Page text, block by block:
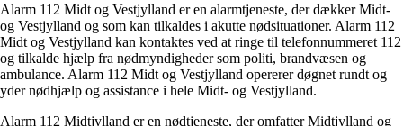
Alarm 112 Midt og Vestjylland er en alarmtjeneste, der dækker Midt-
og Vestjylland og som kan tilkaldes i akutte nødsituationer. Alarm 112
Midt og Vestjylland kan kontaktes ved at ringe til telefonnummeret 112
og tilkalde hjælp fra nødmyndigheder som politi, brandvæsen og
ambulance. Alarm 112 Midt og Vestjylland opererer døgnet rundt og
yder nødhjælp og assistance i hele Midt- og Vestjylland.
Alarm 112 Midtjylland er en nødtjeneste, der omfatter Midtjylland og